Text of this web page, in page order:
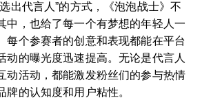
出代言人”的方式，《泡泡战士》不
中，也给了每一个有梦想的年轻人一
每个参赛者的创意和表现都能在平台
动的曝光度迅速提高。无论是代言人
动活动，都能激发粉丝们的参与热情
牌的认知度和用户粘性。